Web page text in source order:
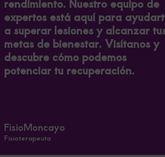
rendimiento. Nuestro equipo de
expertos está aquí para
a superar lesiones y alcanzar
metas de bienestar. Visítanos y
descubre cómo podemos
potenciar tu recuperación.
FisioMoncayo
Fisioterapeuta